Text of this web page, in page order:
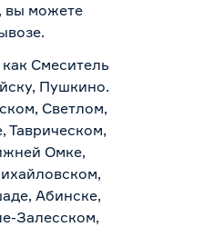
вы можете
.
Смеситель
Пушкино.
Светлом,
Таврическом,
Омке,
Абинске,
Залесском,